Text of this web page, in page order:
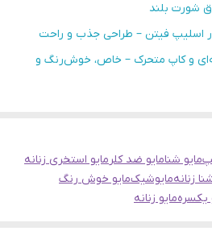
شورت بلند
اسلیپ فیتن – طراحی جذب و راحت
و کاپ متحرک – خاص، خوش‌رنگ و
مایو شنامایو ضد کلرمایو استخری زنانه
زنانهمایوشیکمایو خوش رنگ
یکسرهمایو زنانه